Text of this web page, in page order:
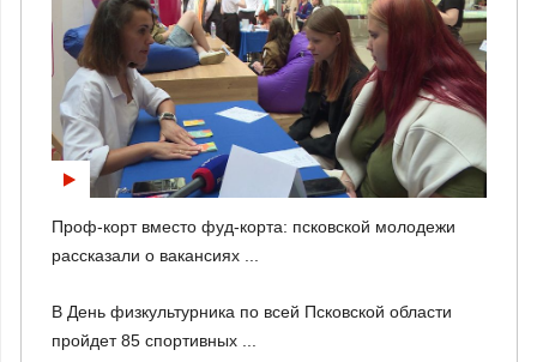
Проф-корт вместо фуд-корта: псковской молодежи
рассказали о вакансиях ...
В День физкультурника по всей Псковской области
пройдет 85 спортивных ...